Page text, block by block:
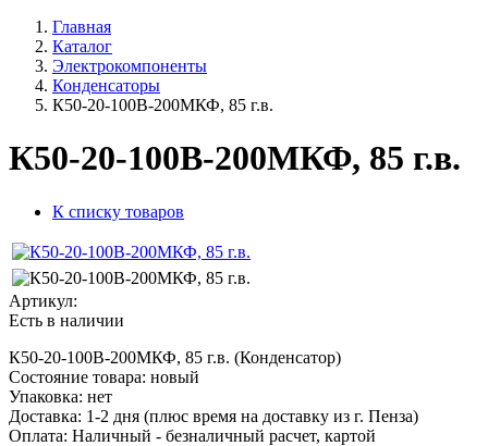
Главная
Каталог
Электрокомпоненты
Конденсаторы
К50-20-100В-200МКФ, 85 г.в.
К50-20-100В-200МКФ, 85 г.в.
К списку товаров
Артикул:
Есть в наличии
К50-20-100В-200МКФ, 85 г.в. (Конденсатор)
Состояние товара: новый
Упаковка: нет
Доставка: 1-2 дня (плюс время на доставку из г. Пенза)
Оплата: Наличный - безналичный расчет, картой